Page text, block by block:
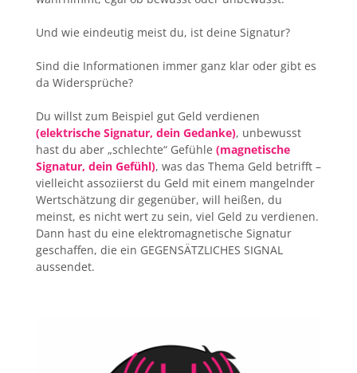
Und wie eindeutig meist du, ist deine Signatur?
Sind die Informationen immer ganz klar oder gibt es
da Widersprüche?
Du willst zum Beispiel gut Geld verdienen
(elektrische Signatur, dein Gedanke), unbewusst
hast du aber „schlechte“ Gefühle (magnetische
Signatur, dein Gefühl), was das Thema Geld betrifft –
vielleicht assoziierst du Geld mit einem mangelnder
Wertschätzung dir gegenüber, will heißen, du
meinst, es nicht wert zu sein, viel Geld zu verdienen.
Dann hast du eine elektromagnetische Signatur
geschaffen, die ein GEGENSÄTZLICHES SIGNAL
aussendet.